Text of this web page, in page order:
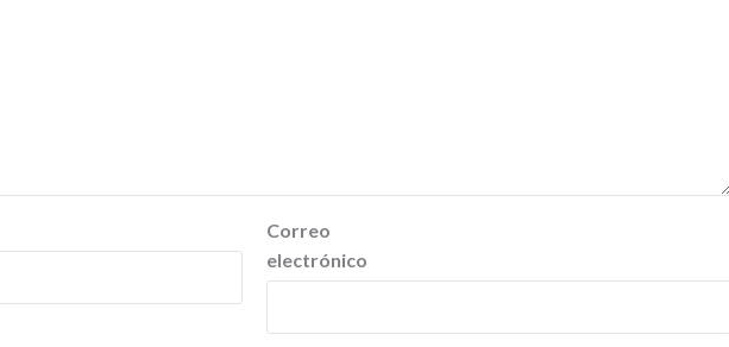
Correo
electrónico